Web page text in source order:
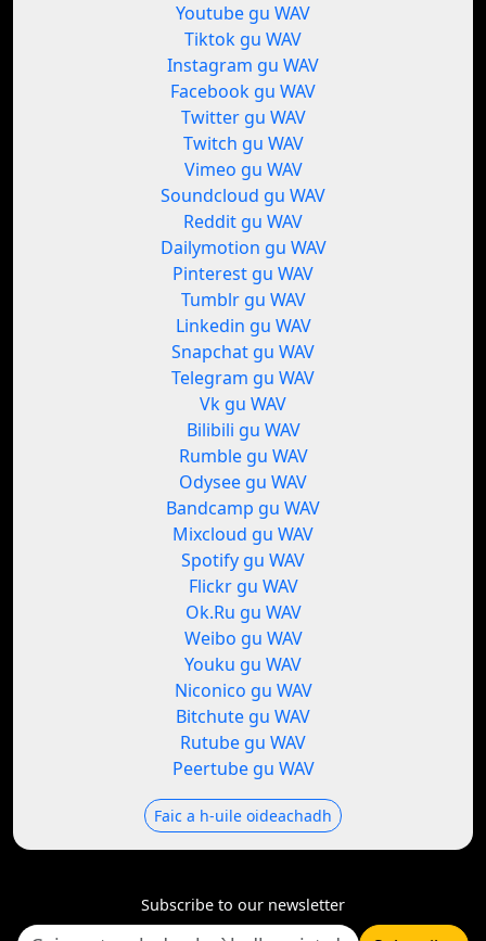
Youtube gu WAV
Tiktok gu WAV
Instagram gu WAV
Facebook gu WAV
Twitter gu WAV
Twitch gu WAV
Vimeo gu WAV
Soundcloud gu WAV
Reddit gu WAV
Dailymotion gu WAV
Pinterest gu WAV
Tumblr gu WAV
Linkedin gu WAV
Snapchat gu WAV
Telegram gu WAV
Vk gu WAV
Bilibili gu WAV
Rumble gu WAV
Odysee gu WAV
Bandcamp gu WAV
Mixcloud gu WAV
Spotify gu WAV
Flickr gu WAV
Ok.Ru gu WAV
Weibo gu WAV
Youku gu WAV
Niconico gu WAV
Bitchute gu WAV
Rutube gu WAV
Peertube gu WAV
Faic a h-uile oideachadh
Subscribe to our newsletter